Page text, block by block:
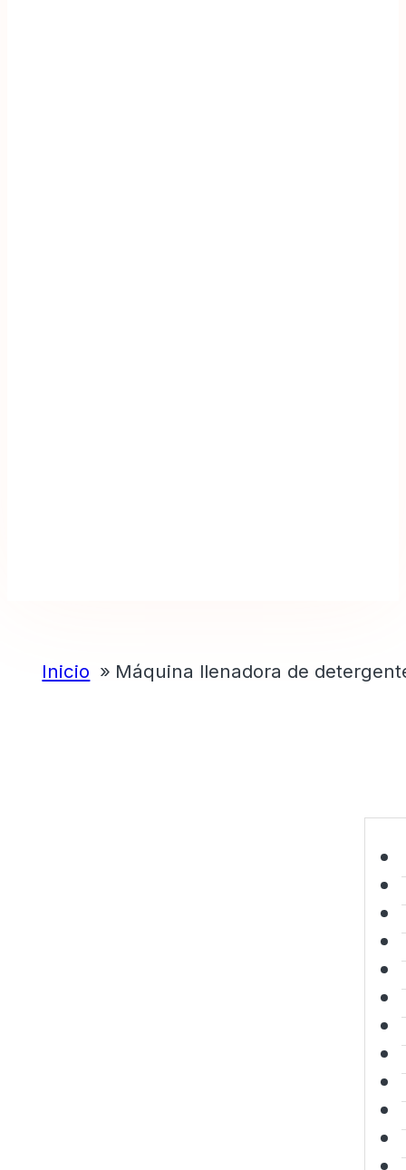
Inicio Máquina llenadora de